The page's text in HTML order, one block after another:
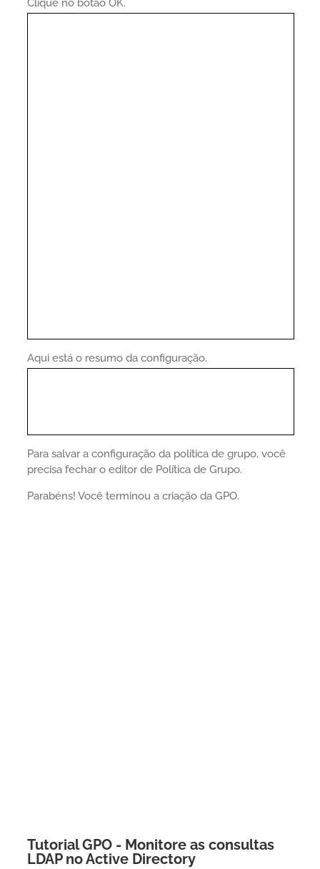
Clique no botão OK.
Aqui está o resumo da configuração.
Para salvar a configuração da política de grupo, você
precisa fechar o editor de Política de Grupo.
Parabéns! Você terminou a criação da GPO.
Tutorial GPO - Monitore as consultas
LDAP no Active Directory